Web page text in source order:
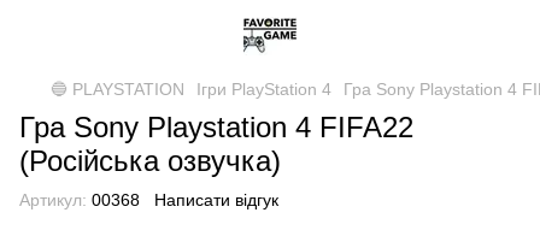
🔵 PLAYSTATION Ігри PlayStation 4 Гра Sony Playstation 4
Гра Sony Playstation 4 FIFA22
(Російська озвучка)
Артикул: 00368 Написати відгук